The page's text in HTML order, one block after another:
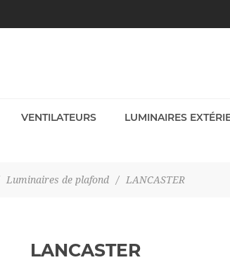
VENTILATEURS LUMINAIRES
Luminaires de plafond / LANCASTER
LANCASTER